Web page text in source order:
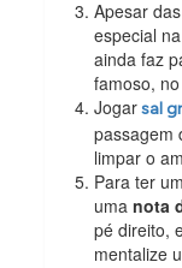
Apesar
especial
ainda faz
famoso,
Jogar sal
passagem
limpar o
Para ter
umanota
pé direito,
mentalize